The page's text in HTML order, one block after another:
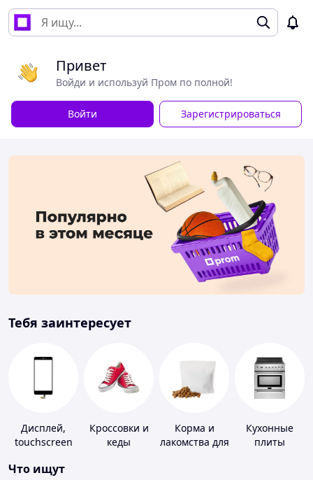
Привет
Войди и используй Пром по полной!
Войти Зарегистрироваться
Тебя заинтересует
Дисплей,
touchscreen
телефонов
Кроссовки и
кеды
Корма и
лакомства для
Кухонные
плиты
Что ищут